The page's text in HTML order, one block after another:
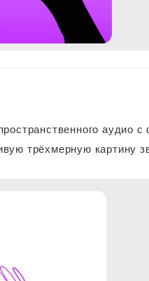
аудио с
трёхмерную картину